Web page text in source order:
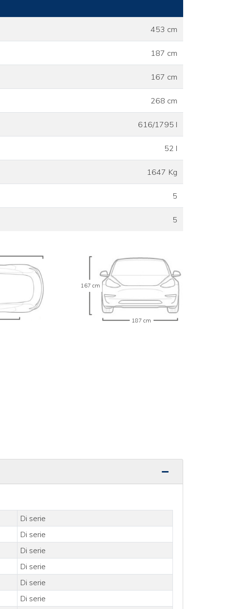
453 cm
187 cm
167 cm
268 cm
616/1795 l
52 l
1647 Kg
5
5
167 cm
187 cm
Di serie
Di serie
Di serie
Di serie
Di serie
Di serie